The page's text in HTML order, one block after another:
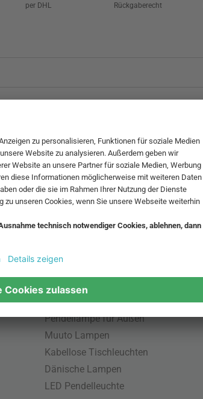
per DHL
Rückgaberecht
Beliebte Leuchten
Pendellampe für Außen
Muuto Lampen
Kabellose Tischleuchten
Dänische Lampen
LED Pendelleuchte